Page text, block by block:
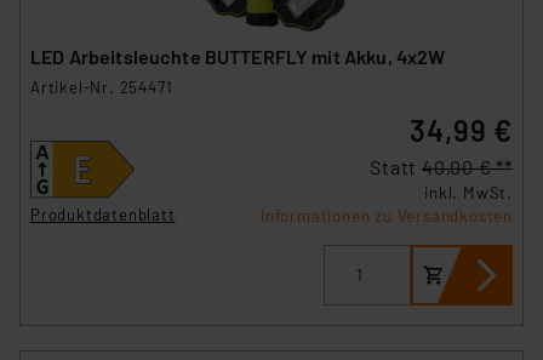
LED Arbeitsleuchte BUTTERFLY mit Akku, 4x2W
Artikel-Nr. 254471
Produktdatenblatt
34,99 €
Statt 40,00 € **
inkl. MwSt.
Informationen zu Versandkosten